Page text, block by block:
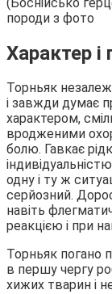
Характер і
Торньяк
і завжди думає
характером,
вродженими
болю. Гавкає
одну і ту ж
серйозний.
навіть
реакцією і при
Торньяк погано
в першу чергу
хижих тварин і